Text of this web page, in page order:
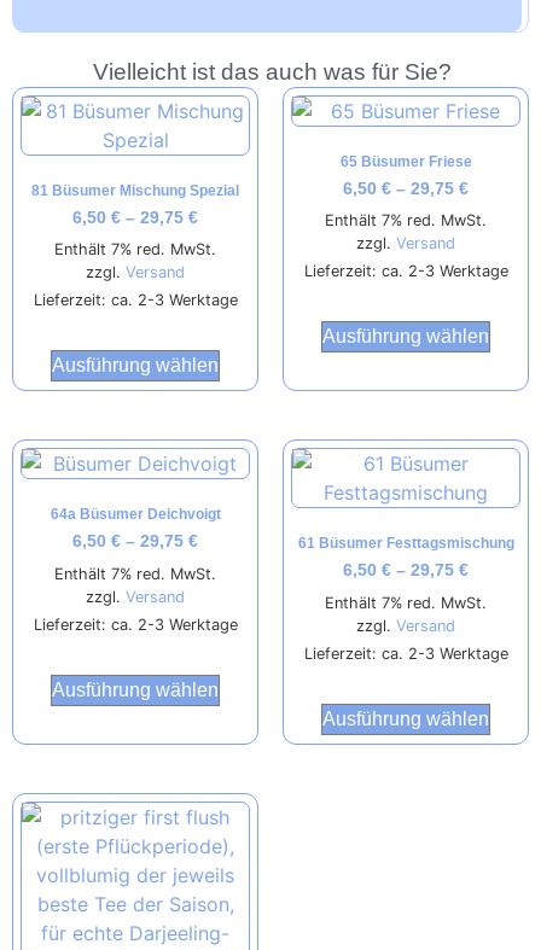
Vielleicht ist das auch was für Sie?
81 Büsumer Mischung Spezial
6,50 € – 29,75 €
Enthält 7% red. MwSt.
zzgl. Versand
Lieferzeit: ca. 2-3 Werktage
Ausführung wählen
65 Büsumer Friese
6,50 € – 29,75 €
Enthält 7% red. MwSt.
zzgl. Versand
Lieferzeit: ca. 2-3 Werktage
Ausführung wählen
64a Büsumer Deichvoigt
6,50 € – 29,75 €
Enthält 7% red. MwSt.
zzgl. Versand
Lieferzeit: ca. 2-3 Werktage
Ausführung wählen
61 Büsumer Festtagsmischung
6,50 € – 29,75 €
Enthält 7% red. MwSt.
zzgl. Versand
Lieferzeit: ca. 2-3 Werktage
Ausführung wählen